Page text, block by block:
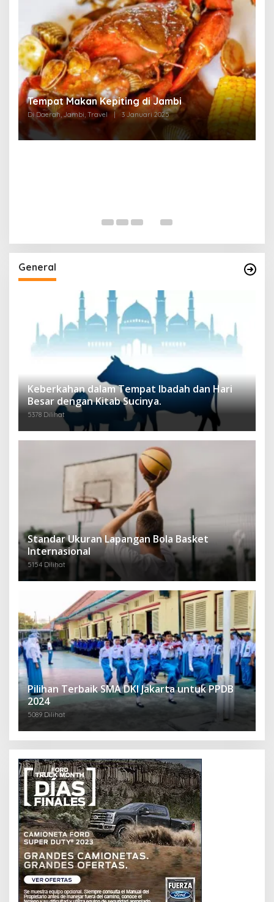
Tempat Makan di Thehok Jambi
Di Daerah, Jambi, Travel 3 Januari 2025
General
Keberkahan dalam Tempat Ibadah dan Hari
Besar dengan Kitab Sucinya.
5378 Dilihat
Standar Ukuran Lapangan Bola Basket
Internasional
5154 Dilihat
Pilihan Terbaik SMA DKI Jakarta untuk PPDB
2024
5089 Dilihat